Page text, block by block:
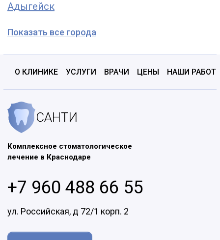
Адыгейск
Показать все города
О КЛИНИКЕ УСЛУГИ ВРАЧИ ЦЕНЫ НАШИ
САНТИ
Комплексное стоматологическое
лечение в Краснодаре
+7 960 488 66 55
ул. Российская, д 72/1 корп. 2